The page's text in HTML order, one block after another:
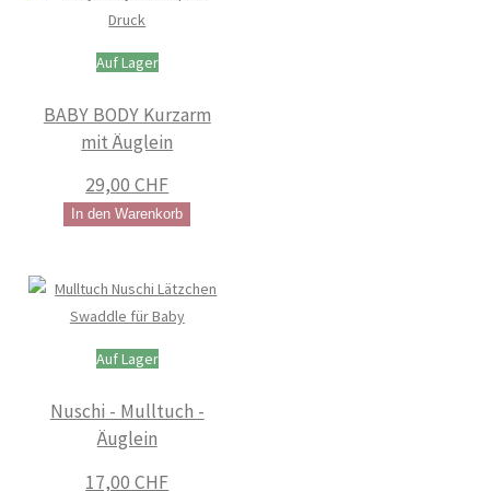
Auf Lager
BABY BODY Kurzarm
mit Äuglein
29,00 CHF
In den Warenkorb
Auf Lager
Nuschi - Mulltuch -
Äuglein
17,00 CHF